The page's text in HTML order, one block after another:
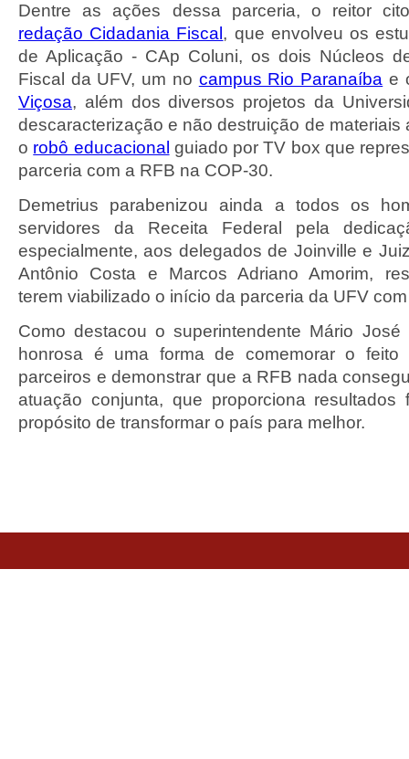
Dentre as ações dessa parceria, o reitor
redação Cidadania Fiscal , que envolveu os
de Aplicação - CAp Coluni, os dois Núcleos
Fiscal da UFV, um no campus Rio Paranaíba e
Viçosa, além dos diversos projetos da
descaracterização e não destruição de materiais
o robô educacional guiado por TV box que
parceria com a RFB na COP-30.
Demetrius parabenizou ainda a todos os
servidores da Receita Federal pela
especialmente, aos delegados de Joinville e
Antônio Costa e Marcos Adriano Amorim,
terem viabilizado o início da parceria da UFV
Como destacou o superintendente Mário
honrosa é uma forma de comemorar o feito
parceiros e demonstrar que a RFB nada
atuação conjunta, que proporciona resultados
propósito de transformar o país para melhor.